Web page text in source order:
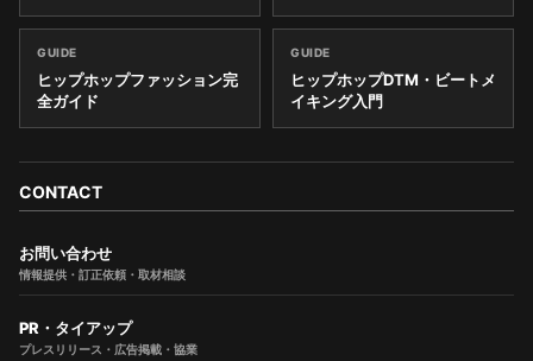
GUIDE
ヒップホップファッション完
全ガイド
GUIDE
ヒップホップDTM・ビートメ
イキング入門
CONTACT
お問い合わせ
情報提供・訂正依頼・取材相談
PR・タイアップ
プレスリリース・広告掲載・協業